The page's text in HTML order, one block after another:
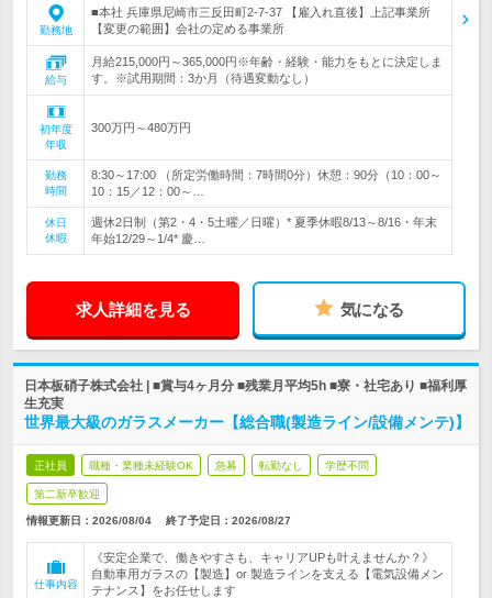
勤務地
■本社 兵庫県尼崎市三反田町2-7-37 【雇入れ直後】上記事業所
【変更の範囲】会社の定める事業所
給与
月給215,000円～365,000円※年齢・経験・能力をもとに決定しま
す。※試用期間：3か月（待遇変動なし）
初年度
年収
300万円～480万円
勤務
時間
8:30～17:00 （所定労働時間：7時間0分）休憩：90分（10：00～
10：15／12：00～…
休日
休暇
週休2日制（第2・4・5土曜／日曜）* 夏季休暇8/13～8/16・年末
年始12/29～1/4* 慶…
求人詳細を見る 気になる
日本板硝子株式会社 | ■賞与4ヶ月分 ■残業月平均5h ■寮・社宅あり ■福利厚
生充実
世界最大級のガラスメーカー【総合職(製造ライン/設備メンテ)】
正社員 職種・業種未経験OK 急募 転勤なし 学歴不問
第二新卒歓迎
情報更新日：2026/08/04 終了予定日： 2026/08/27
仕事内容
《安定企業で、働きやすさも、キャリアUPも叶えませんか？》
自動車用ガラスの【製造】or 製造ラインを支える【電気設備メン
テナンス】をお任せします